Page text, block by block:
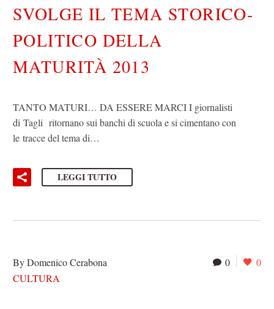
SVOLGE IL TEMA STORICO-
POLITICO DELLA
MATURITÀ 2013
TANTO MATURI… DA ESSERE MARCI I giornalisti
di Tagli ritornano sui banchi di scuola e si cimentano con
le tracce del tema di…
LEGGI TUTTO
0 0
By Domenico Cerabona
CULTURA